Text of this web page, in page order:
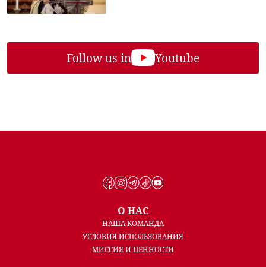
Follow us in Youtube
О НАС
НАША КОМАНДА
УСЛОВИЯ ИСПОЛЬЗОВАНИЯ
МИССИЯ И ЦЕННОСТИ